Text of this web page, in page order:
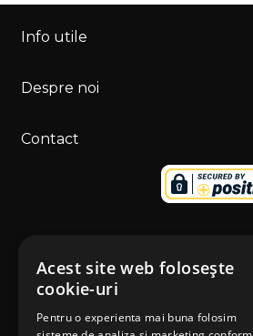
Info utile
Despre noi
Contact
Acest site web folosește
cookie-uri
Pentru o experienta mai buna folosim